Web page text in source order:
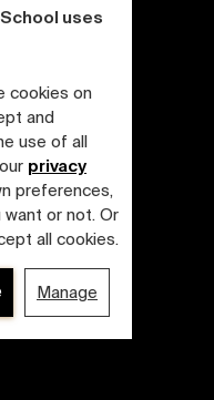
uses
cookies on
and
use of all
privacy
preferences,
or not. Or
all cookies.
Manage